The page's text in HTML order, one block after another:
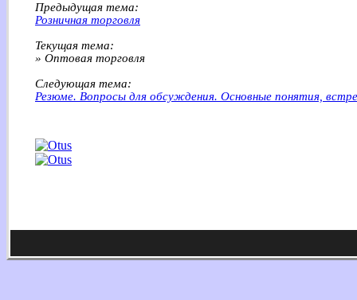
Предыдущая тема:
Розничная торговля
Текущая тема:
» Оптовая торговля
Следующая тема:
Резюме. Вопросы для обсуждения. Основные понятия,